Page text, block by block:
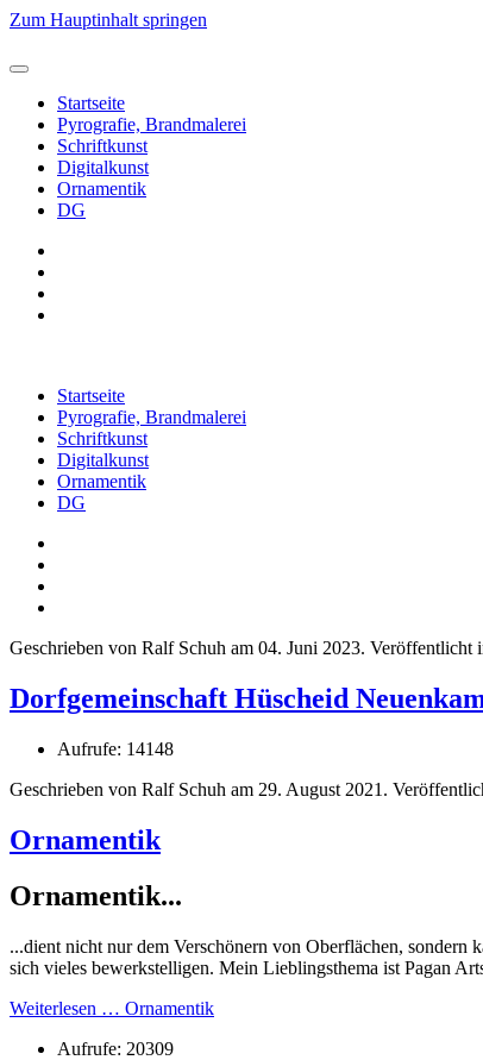
Zum Hauptinhalt springen
Startseite
Pyrografie, Brandmalerei
Schriftkunst
Digitalkunst
Ornamentik
DG
Startseite
Pyrografie, Brandmalerei
Schriftkunst
Digitalkunst
Ornamentik
DG
Geschrieben von Ralf Schuh am 04. Juni 2023. Veröffentlicht
Dorfgemeinschaft Hüscheid
Aufrufe: 14148
Geschrieben von Ralf Schuh am 29. August 2021 .
Ornamentik
Ornamentik...
...dient nicht nur dem Verschönern von Oberflächen,
sich vieles bewerkstelligen. Mein Lieblingsthema ist Pagan
Weiterlesen … Ornamentik
Aufrufe: 20309